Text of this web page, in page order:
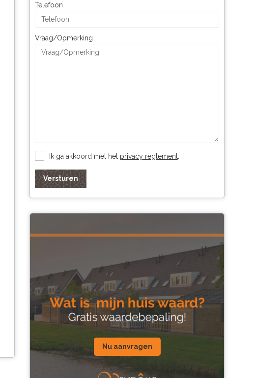
Telefoon
Vraag/Opmerking
Ik ga akkoord met het privacy reglement.
Versturen
Nu aanvragen